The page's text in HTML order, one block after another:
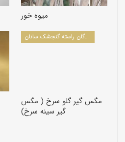
میوه خور
پرندگان راسته گنجشک سانان
مگس گیر گلو سرخ ( مگس
گیر سینه سرخ)